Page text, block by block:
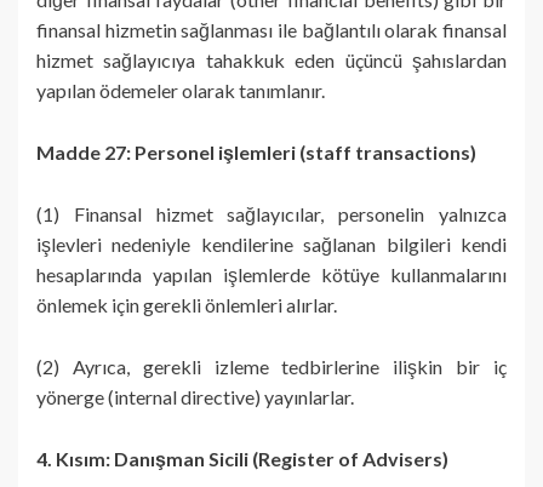
finansal hizmetin sağlanması ile bağlantılı olarak finansal
hizmet sağlayıcıya tahakkuk eden üçüncü şahıslardan
yapılan ödemeler olarak tanımlanır.
Madde 27: Personel işlemleri (staff transactions)
(1) Finansal hizmet sağlayıcılar, personelin yalnızca
işlevleri nedeniyle kendilerine sağlanan bilgileri kendi
hesaplarında yapılan işlemlerde kötüye kullanmalarını
önlemek için gerekli önlemleri alırlar.
(2) Ayrıca, gerekli izleme tedbirlerine ilişkin bir iç
yönerge (internal directive) yayınlarlar.
4. Kısım: Danışman Sicili (Register of Advisers)